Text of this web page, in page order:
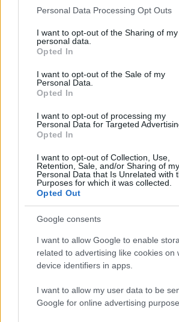
Please note that this website/app uses
not limited to your visit or usage
grant or deny consent to Google and its
use your data for below specified
consent section.
Personal Data Processing Opt Outs
I want to opt-out of the Sharing of my
personal data.
Opted In
I want to opt-out of the Sale of my
Personal Data.
Opted In
I want to opt-out of processing my
Personal Data for Targeted
Opted In
I want to opt-out of Collection, Use,
Retention, Sale, and/or Sharing of my
Personal Data that Is Unrelated with
Purposes for which it was collected.
Opted Out
Google consents
I want to allow Google to enable
related to advertising like cookies on
device identifiers in apps.
I want to allow my user data to be
Google for online advertising
rehabilitacijski programi za
pod vplivom alkohola ali drog. Letno
voznikov.
Od ponedeljka do prihodnje
s policijo izvaja tudi nacionalno
Varno brez alkohola in drog.
ki poteka tudi na ravni EU, poostreno
psihofizično stanje voznikov, še
potekal mednarodno usklajen
Opozorilo:Po 297. členu Kazenskega